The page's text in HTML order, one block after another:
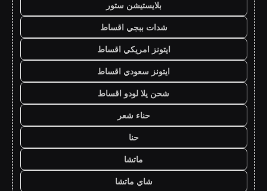
بلايستيشن ستور
شدات ببجي اقساط
ايتونز امريكي اقساط
ايتونز سعودي اقساط
شحن يلا لودو اقساط
حناء شعر
حنا
ماتشا
شاي ماتشا